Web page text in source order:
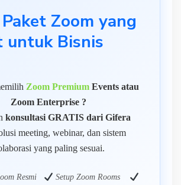
Zoom yang
untuk Bisnis
Zoom PremiumEvents atau
Zoom Enterprise ?
konsultasi GRATIS dari Gifera
meeting, webinar, dan sistem
yang paling sesuai.
Resmi Setup Zoom Rooms